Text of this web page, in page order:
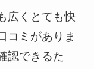
広くとても快
コミがありま
認できるた